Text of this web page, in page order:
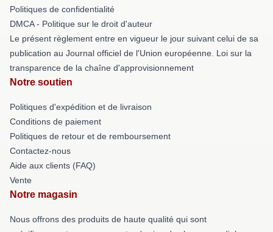
Politiques de confidentialité
DMCA - Politique sur le droit d'auteur
Le présent règlement entre en vigueur le jour suivant celui de sa
publication au Journal officiel de l'Union européenne. Loi sur la
transparence de la chaîne d'approvisionnement
Notre soutien
Politiques d'expédition et de livraison
Conditions de paiement
Politiques de retour et de remboursement
Contactez-nous
Aide aux clients (FAQ)
Vente
Notre magasin
Nous offrons des produits de haute qualité qui sont